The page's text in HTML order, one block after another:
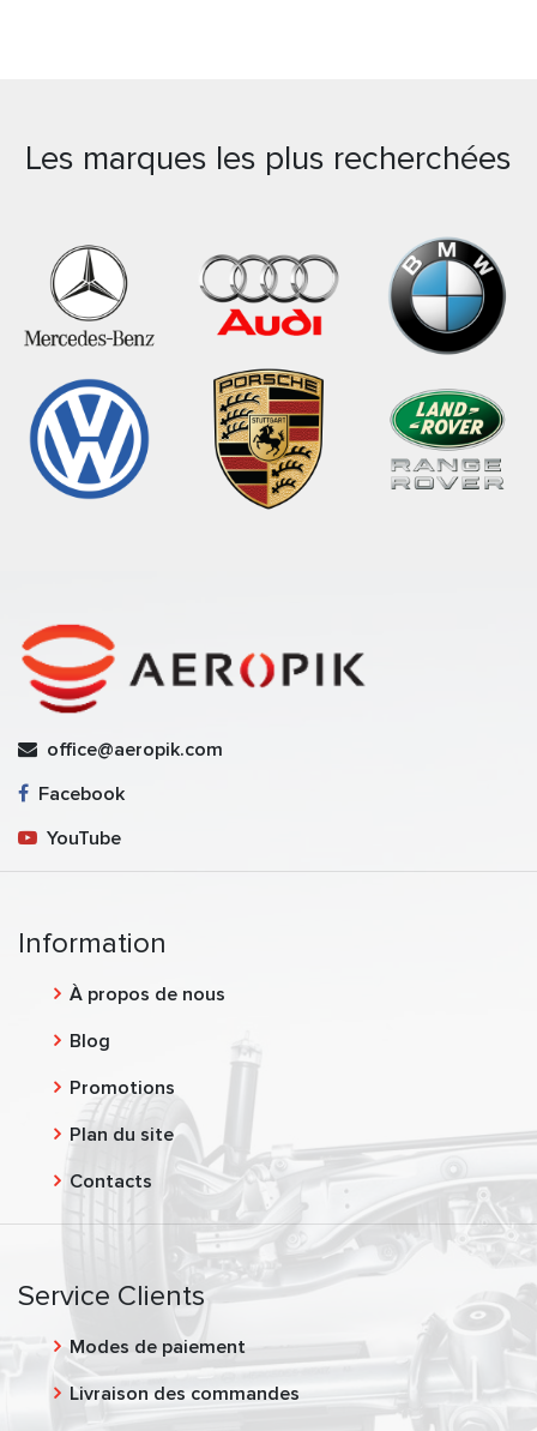
Les marques les plus recherchées
office@aeropik.com
Facebook
YouTube
Information
À propos de nous
Blog
Promotions
Plan du site
Contacts
Service Clients
Modes de paiement
Livraison des commandes